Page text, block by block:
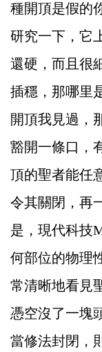
種開頂是假的
研究一下，它
還硬，而且很
插穩，那哪里
開頂我見過，
豁開一條口，
頂的聖者能任
令其關閉，再
是，現代科技
何部位的物理
常清晰地看見
憑空沒了一塊
當修法封閉，